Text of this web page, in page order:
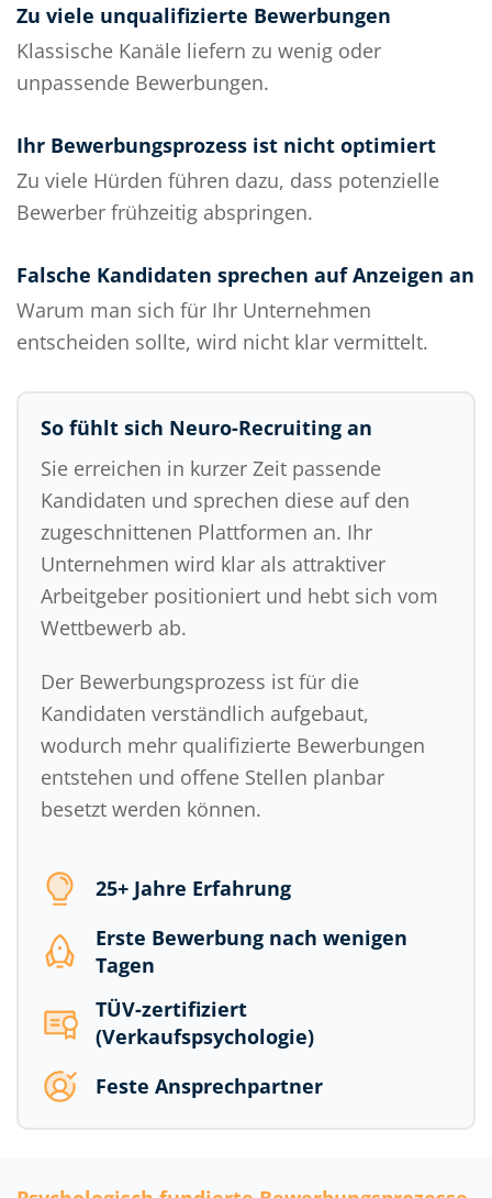
Zu viele unqualifizierte Bewerbungen
Klassische Kanäle liefern zu wenig oder
unpassende Bewerbungen.
Ihr Bewerbungsprozess ist nicht optimiert
Zu viele Hürden führen dazu, dass potenzielle
Bewerber frühzeitig abspringen.
Falsche Kandidaten sprechen auf Anzeigen an
Warum man sich für Ihr Unternehmen
entscheiden sollte, wird nicht klar vermittelt.
So fühlt sich Neuro-Recruiting an
Sie erreichen in kurzer Zeit passende
Kandidaten und sprechen diese auf den
zugeschnittenen Plattformen an. Ihr
Unternehmen wird klar als attraktiver
Arbeitgeber positioniert und hebt sich vom
Wettbewerb ab.
Der Bewerbungsprozess ist für die
Kandidaten verständlich aufgebaut,
wodurch mehr qualifizierte Bewerbungen
entstehen und offene Stellen planbar
besetzt werden können.
25+ Jahre Erfahrung
Erste Bewerbung nach wenigen
Tagen
TÜV-zertifiziert
(Verkaufspsychologie)
Feste Ansprechpartner